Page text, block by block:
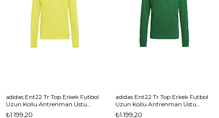
adidas Ent22 Tr Top Erkek Futbol
Uzun Kollu Antrenman Üstü
HI2128 Sarı
₺1.199,20
adidas Ent22 Tr Top Erkek Futbol
Uzun Kollu Antrenman Üstü
HI2129 Yeşil
₺1.199,20